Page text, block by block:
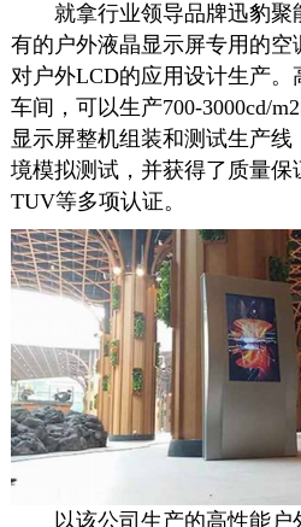
就拿行业领导品牌迅豹聚
有的户外液晶显示屏专用的
对户外LCD的应用设计生产
车间，可以生产700-3000cd/
显示屏整机组装和测试生产
境模拟测试，并获得了质量保
TUV等多项认证。
以该公司生产的高性能户